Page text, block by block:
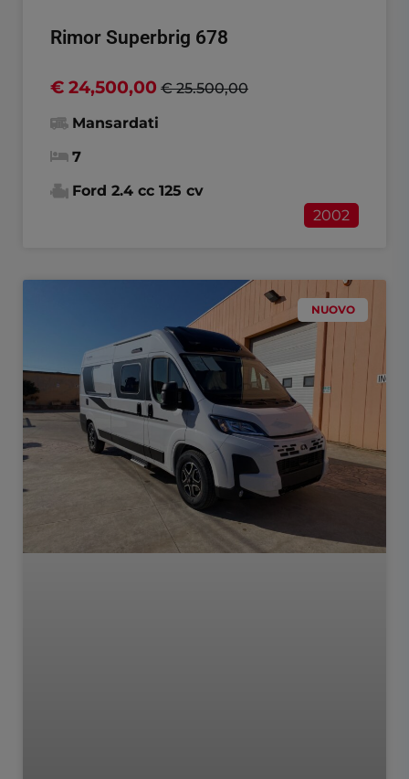
Rimor Superbrig 678
€ 24,500,00 € 25.500,00
Mansardati
7
Ford 2.4 cc 125 cv
2002
NUOVO